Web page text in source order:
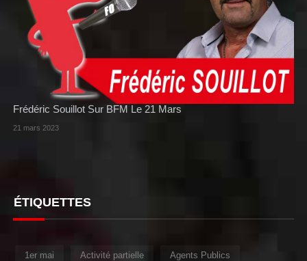
Frédéric Souillot Sur BFM Le 21 Mars
21 mars 2023
ÉTIQUETTES
1er mai Activité partielle Agents Publics